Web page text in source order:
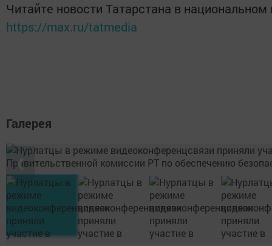
Читайте новости Татарстана в
https://max.ru/tatmedia
Галерея
❮